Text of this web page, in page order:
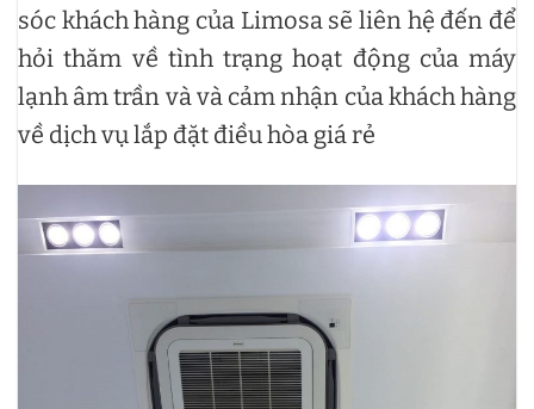
sóc khách hàng của Limosa sẽ liên hệ đến để
hỏi thăm về tình trạng hoạt động của máy
lạnh âm trần và và cảm nhận của khách hàng
về dịch vụ lắp đặt điều hòa giá rẻ